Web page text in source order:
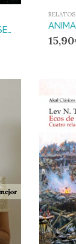
Los que duermen : SEXTO PISO. UDL
RELATOS
15,90